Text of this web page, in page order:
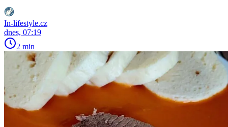
In-lifestyle.cz
dnes, 07:19
2 min